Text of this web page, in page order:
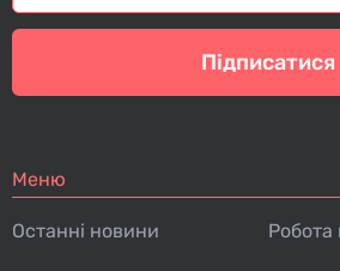
Підписатися
Меню
Останні новини Робота